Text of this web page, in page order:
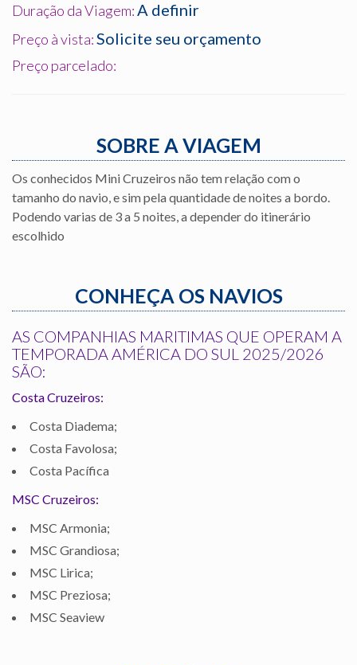
Duração da Viagem: A definir
Preço à vista:Solicite seu orçamento
Preço parcelado:
SOBRE A VIAGEM
Os conhecidos Mini Cruzeiros não tem relação com o
tamanho do navio, e sim pela quantidade de noites a bordo.
Podendo varias de 3 a 5 noites, a depender do itinerário
escolhido
CONHEÇA OS NAVIOS
AS COMPANHIAS MARITIMAS QUE OPERAM A
TEMPORADA AMÉRICA DO SUL 2025/2026
SÃO:
Costa Cruzeiros:
Costa Diadema;
Costa Favolosa;
Costa Pacífica
MSC Cruzeiros:
MSC Armonia;
MSC Grandiosa;
MSC Lirica;
MSC Preziosa;
MSC Seaview